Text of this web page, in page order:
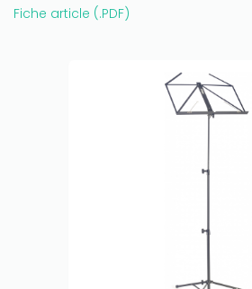
Fiche article (.PDF)